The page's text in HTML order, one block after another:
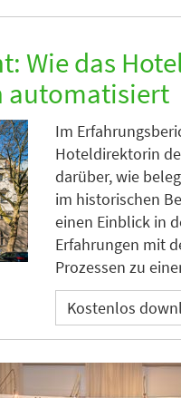
Wie das
automatisiert
Im
Hoteldirektorin
darüber, wie
im historischen
einen Einblick in
Erfahrungen mit
Prozessen zu
Kostenlos